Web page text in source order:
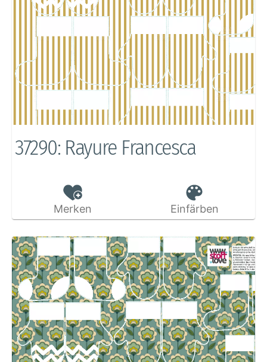
37290: Rayure Francesca
Merken Einfärben